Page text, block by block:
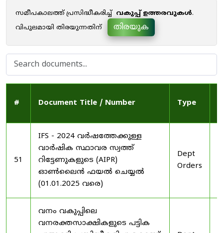
സമീപകാലത്ത് പ്രസിദ്ധീകരിച്ച് വകുപ്പ് ഉത്തരവുകൾ.
വിപുലമായി തിരയുന്നതിന്
തിരയുക
# Document Title / Number Type
51
IFS - 2024 വർഷത്തേക്കുള്ള
വാർഷിക സ്ഥാവര സ്വത്ത്
റിട്ടേണുകളുടെ (AIPR)
ഓൺലൈൻ ഫയൽ ചെയ്യൽ
(01.01.2025 വരെ)
Dept
Orders
വനം വകുപ്പിലെ
വനരക്തസാക്ഷികളുടെ പട്ടിക